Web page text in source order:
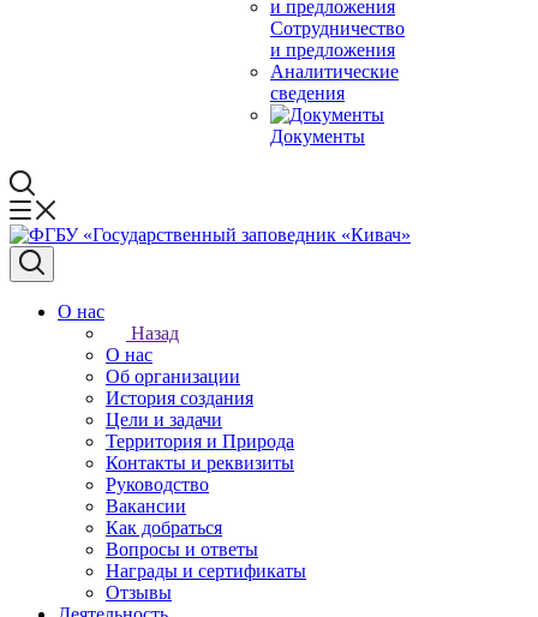
Сотрудничество
и предложения
Аналитические
сведения
Документы
О нас
Назад
О нас
Об организации
История создания
Цели и задачи
Территория и Природа
Контакты и реквизиты
Руководство
Вакансии
Как добраться
Вопросы и ответы
Награды и сертификаты
Отзывы